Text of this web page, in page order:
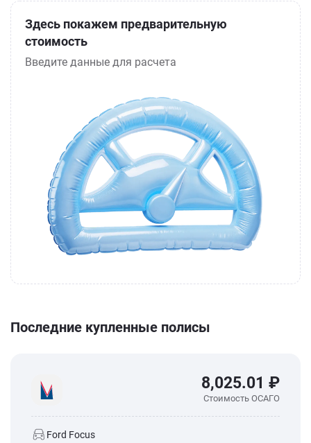
Здесь покажем предварительную
стоимость
Введите данные для расчета
Последние купленные полисы
8,025.01 ₽
Стоимость ОСАГО
Ford Focus